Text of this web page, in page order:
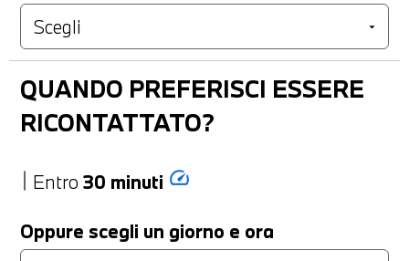
QUANDO PREFERISCI ESSERE
RICONTATTATO?
Entro 30 minuti speed
Oppure scegli un giorno e ora